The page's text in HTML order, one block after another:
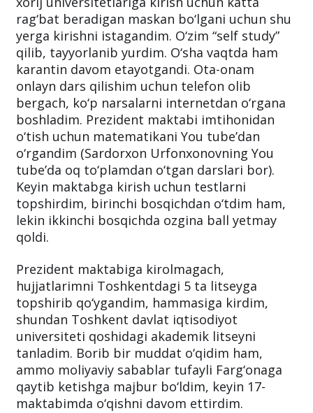
rag‘bat beradigan maskan bo‘lgani uchun shu
yerga kirishni istagandim. O‘zim “self study”
qilib, tayyorlanib yurdim. O‘sha vaqtda ham
karantin davom etayotgandi. Ota-onam
onlayn dars qilishim uchun telefon olib
bergach, ko‘p narsalarni internetdan o‘rgana
boshladim. Prezident maktabi imtihonidan
o‘tish uchun matematikani You tube’dan
o‘rgandim (Sardorxon Urfonxonovning You
tube’da oq to‘plamdan o‘tgan darslari bor).
Keyin maktabga kirish uchun testlarni
topshirdim, birinchi bosqichdan o‘tdim ham,
lekin ikkinchi bosqichda ozgina ball yetmay
qoldi.
Prezident maktabiga kirolmagach,
hujjatlarimni Toshkentdagi 5 ta litseyga
topshirib qo‘ygandim, hammasiga kirdim,
shundan Toshkent davlat iqtisodiyot
universiteti qoshidagi akademik litseyni
tanladim. Borib bir muddat o‘qidim ham,
ammo moliyaviy sabablar tufayli Farg‘onaga
qaytib ketishga majbur bo‘ldim, keyin 17-
maktabimda o‘qishni davom ettirdim.